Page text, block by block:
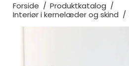
Forside / Produktkatalog /
Interiør i kernelæder og skind /